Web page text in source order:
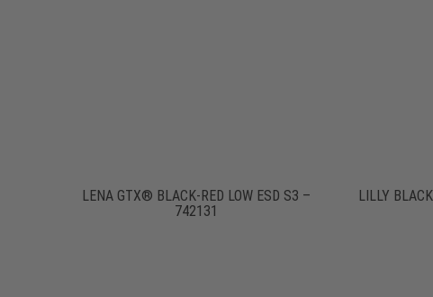
LENA GTX® BLACK-RED LOW ESD S3 –
742131
LILLY